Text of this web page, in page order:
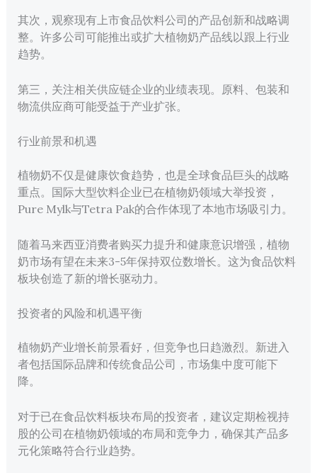
其次，观察现有上市食品饮料公司的产品创新和战略调
整。许多公司可能推出或扩大植物奶产品线以跟上行业
趋势。
第三，关注相关供应链企业的业绩表现。原料、包装和
物流供应商可能受益于产业扩张。
行业前景和机遇
植物奶不仅是健康饮食趋势，也是全球食品巨头的战略
重点。国际大型饮料企业已在植物奶领域大举投资，
Pure Mylk与Tetra Pak的合作体现了本地市场吸引力。
随着马来西亚消费者购买力提升和健康意识增强，植物
奶市场有望在未来3-5年保持双位数增长。这为食品饮料
板块创造了新的增长驱动力。
投资者的风险和机遇平衡
植物奶产业增长前景看好，但竞争也日趋激烈。新进入
者包括国际品牌和传统食品公司，市场集中度可能下
降。
对于已在食品饮料板块布局的投资者，建议定期检视持
股的公司在植物奶领域的布局和竞争力，确保其产品多
元化策略符合行业趋势。